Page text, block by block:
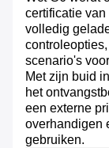
certificatie
volledig
scenario's
Met zijn buid
het
een externe
overhandigen
gebruiken.